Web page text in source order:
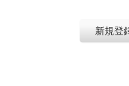
新規登